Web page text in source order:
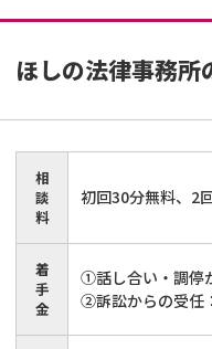
ほしの法律事務所
相
談
料
初回30分無料、2
着
手
金
①話し合い・調停
②訴訟からの受任